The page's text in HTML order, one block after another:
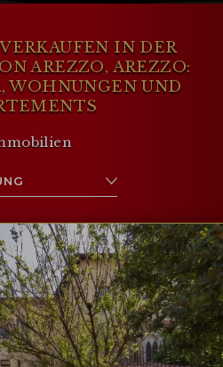
Ausblick, und jede
von Arezzo wider.
IN DER
AREZZO, AREZZO:
WOHNUNGEN UND